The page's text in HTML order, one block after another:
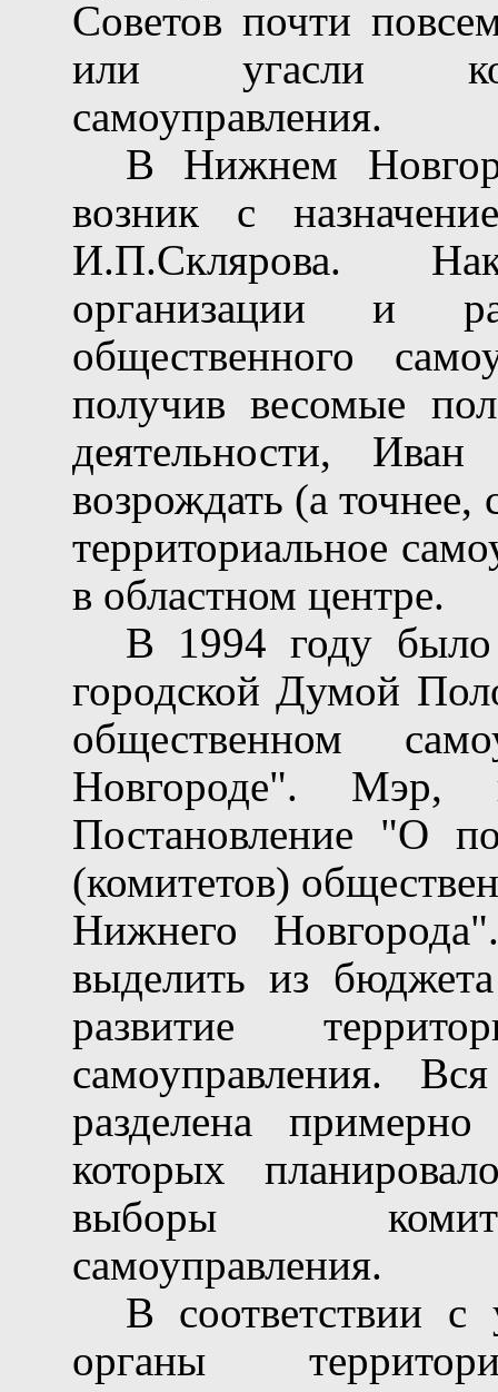
Советов почти
или угасли
самоуправления.
В Нижнем
возник с
И.П.Склярова.
организации и
общественного
получив весомые
деятельности,
возрождать (а точнее,
территориальное
в областном центре.
В 1994 году было
городской Думой
общественном
Новгороде". Мэр,
Постановление "О
(комитетов)
Нижнего
выделить из
развитие
самоуправления.
разделена
которых
выборы
самоуправления.
В соответствии
органы